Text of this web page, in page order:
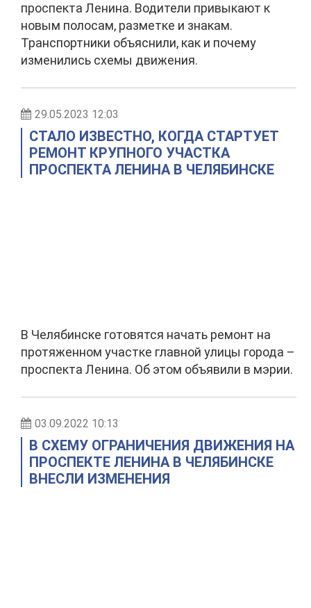
проспекта Ленина. Водители привыкают к
новым полосам, разметке и знакам.
Транспортники объяснили, как и почему
изменились схемы движения.
29.05.2023 12:03
СТАЛО ИЗВЕСТНО, КОГДА СТАРТУЕТ
РЕМОНТ КРУПНОГО УЧАСТКА
ПРОСПЕКТА ЛЕНИНА В ЧЕЛЯБИНСКЕ
В Челябинске готовятся начать ремонт на
протяженном участке главной улицы города –
проспекта Ленина. Об этом объявили в мэрии.
03.09.2022 10:13
В СХЕМУ ОГРАНИЧЕНИЯ ДВИЖЕНИЯ НА
ПРОСПЕКТЕ ЛЕНИНА В ЧЕЛЯБИНСКЕ
ВНЕСЛИ ИЗМЕНЕНИЯ